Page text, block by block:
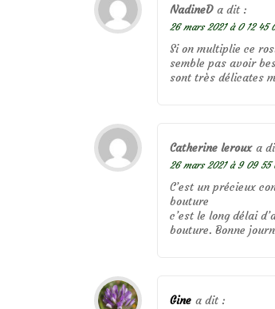
NadineD a dit :
26 mars 2021 à 0 12 45
Si on multiplie ce
semble pas avoir
sont très délicates
Catherine leroux a
26 mars 2021 à 9 09 55
C’est un précieux
bouture
c’est le long délai
bouture. Bonne
Gine a dit :